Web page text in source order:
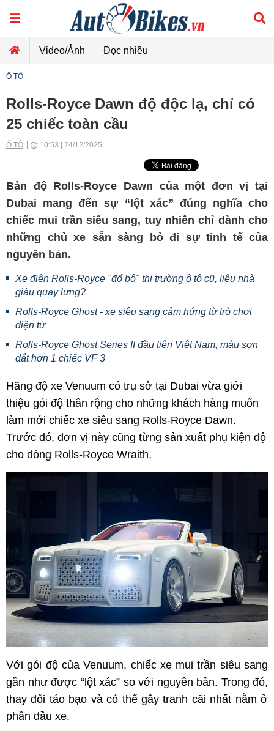
Video/Ảnh Đọc nhiều
Ô TÔ
Rolls-Royce Dawn độ độc lạ, chỉ có
25 chiếc toàn cầu
Ô TÔ 10:53 | 24/12/2025
Bản độ Rolls-Royce Dawn của một đơn vị tại
Dubai mang đến sự “lột xác” đúng nghĩa cho
chiếc mui trần siêu sang, tuy nhiên chỉ dành cho
những chủ xe sẵn sàng bỏ đi sự tinh tế của
nguyên bản.
Xe điện Rolls-Royce "đổ bộ" thị trường ô tô cũ, liệu nhà
giàu quay lưng?
Rolls-Royce Ghost - xe siêu sang cảm hứng từ trò chơi
điện tử
Rolls-Royce Ghost Series II đầu tiên Việt Nam, màu sơn
đắt hơn 1 chiếc VF 3
Hãng độ xe Venuum có trụ sở tại Dubai vừa giới
thiệu gói độ thân rộng cho những khách hàng muốn
làm mới chiếc xe siêu sang Rolls-Royce Dawn.
Trước đó, đơn vị này cũng từng sản xuất phụ kiện độ
cho dòng Rolls-Royce Wraith.
Với gói độ của Venuum, chiếc xe mui trần siêu sang
gần như được “lột xác” so với nguyên bản. Trong đó,
thay đổi táo bạo và có thể gây tranh cãi nhất nằm ở
phần đầu xe.